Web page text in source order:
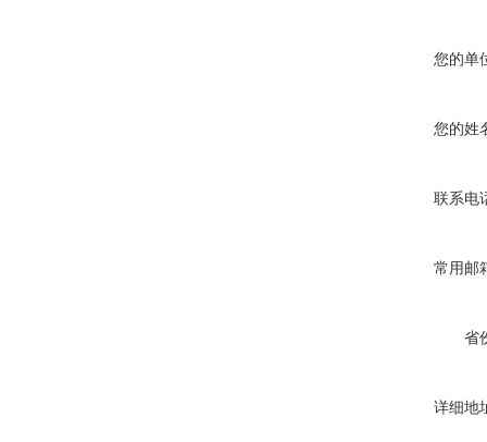
您的单
您的姓
联系电
常用邮
省
详细地